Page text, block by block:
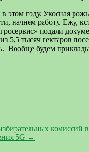
этом году. Укосная
начнем работу. Ежу,
подали
5,5 тысяч гектаров
будем
комиссий
5G →